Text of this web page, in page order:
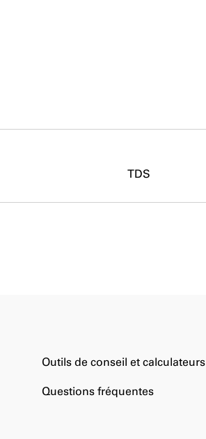
TDS
Outils de conseil et calculateurs
Questions fréquentes